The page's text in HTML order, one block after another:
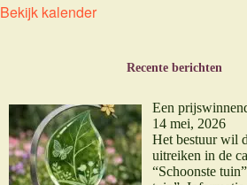
Bekijk kalender
Recente berichten
Een
14 mei, 2026
Het bestuur wil
uitreiken in de
“Schoonste